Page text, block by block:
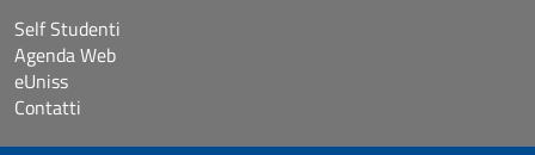
Self Studenti
Agenda Web
eUniss
Contatti